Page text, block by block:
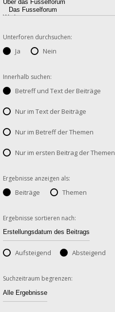
Unterforen durchsuchen:
Ja Nein
Innerhalb suchen:
Betreff und Text der Beiträge
Nur im Text der Beiträge
Nur im Betreff der Themen
Nur im ersten Beitrag der Themen
Ergebnisse anzeigen als:
Beiträge Themen
Ergebnisse sortieren nach:
Aufsteigend Absteigend
Suchzeitraum begrenzen: